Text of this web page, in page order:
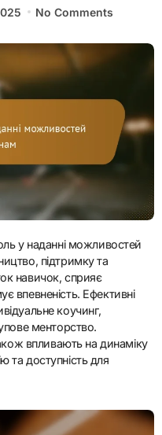
No Comments
підтримку та
навичок, сприяє
впевненість. Ефективні
коучинг,
менторство.
впливають на динаміку
та доступність для